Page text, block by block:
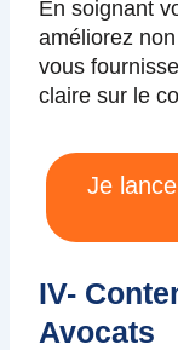
En soignant
améliorez
vous
claire sur le
Je
IV-
Avocats